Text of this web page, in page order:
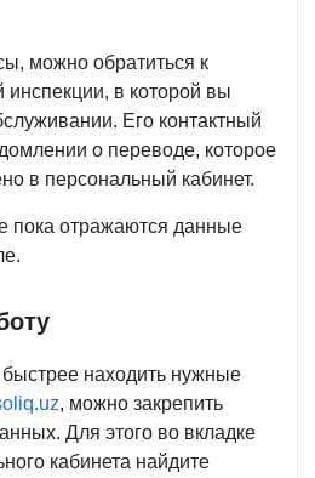
можно обратиться к
инспекции, в которой вы
Его контактный
о переводе, которое
в персональный кабинет.
пока отражаются данные
находить нужные
, можно закрепить
Для этого во вкладке
кабинета найдите